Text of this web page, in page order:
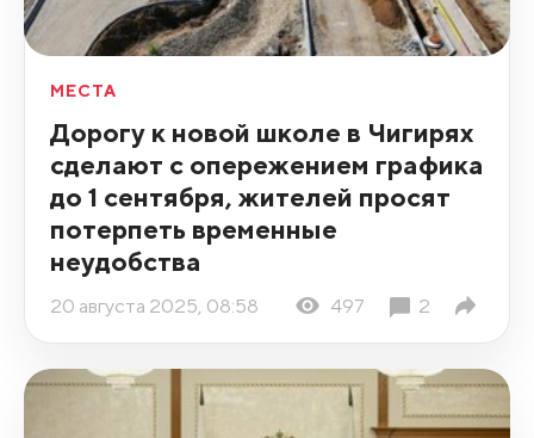
МЕСТА
Дорогу к новой школе в Чигирях
сделают с опережением графика
до 1 сентября, жителей просят
потерпеть временные
неудобства
20 августа 2025, 08:58 497 2